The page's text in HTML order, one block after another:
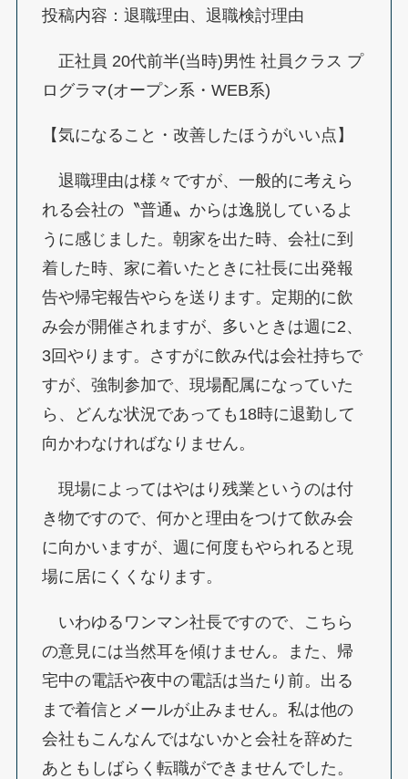
投稿内容：退職理由、退職検討理由
正社員 20代前半(当時)男性 社員クラス プ
ログラマ(オープン系・WEB系)
【気になること・改善したほうがいい点】
退職理由は様々ですが、一般的に考えら
れる会社の〝普通〟からは逸脱しているよ
うに感じました。朝家を出た時、会社に到
着した時、家に着いたときに社長に出発報
告や帰宅報告やらを送ります。定期的に飲
み会が開催されますが、多いときは週に2、
3回やります。さすがに飲み代は会社持ちで
すが、強制参加で、現場配属になっていた
ら、どんな状況であっても18時に退勤して
向かわなければなりません。
現場によってはやはり残業というのは付
き物ですので、何かと理由をつけて飲み会
に向かいますが、週に何度もやられると現
場に居にくくなります。
いわゆるワンマン社長ですので、こちら
の意見には当然耳を傾けません。また、帰
宅中の電話や夜中の電話は当たり前。出る
まで着信とメールが止みません。私は他の
会社もこんなんではないかと会社を辞めた
あともしばらく転職ができませんでした。